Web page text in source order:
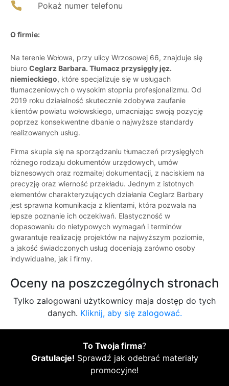
Pokaż numer telefonu
O firmie:
Na terenie Wołowa, przy ulicy Wrzosowej 66, znajduje się
biuro Ceglarz Barbara. Tłumacz przysię̨gły jęz.
niemieckiego, które specjalizuje się w usługach
tłumaczeniowych o wysokim stopniu profesjonalizmu. Od
2019 roku działalność skutecznie zdobywa zaufanie
klientów powiatu wołowskiego, umacniając swoją pozycję
poprzez konsekwentne dbanie o najwyższe standardy
realizowanych usług.
Firma skupia się na sporządzaniu tłumaczeń przysięgłych
różnego rodzaju dokumentów urzędowych, umów
biznesowych oraz rozmaitej dokumentacji, z naciskiem na
precyzję oraz wierność przekładu. Jednym z istotnych
elementów charakteryzujących działania Ceglarz Barbary
jest sprawna komunikacja z klientami, która pozwala na
lepsze poznanie ich oczekiwań. Elastyczność w
dopasowaniu do nietypowych wymagań i terminów
gwarantuje realizację projektów na najwyższym poziomie,
a jakość świadczonych usług doceniają zarówno osoby
indywidualne, jak i firmy.
Oceny na poszczególnych stronach
Tylko zalogowani użytkownicy maja dostęp do tych
danych. Kliknij, aby się zalogować.
To Twoja firma?
Gratulacje! Sprawdź jak odebrać materiały
promocyjne!